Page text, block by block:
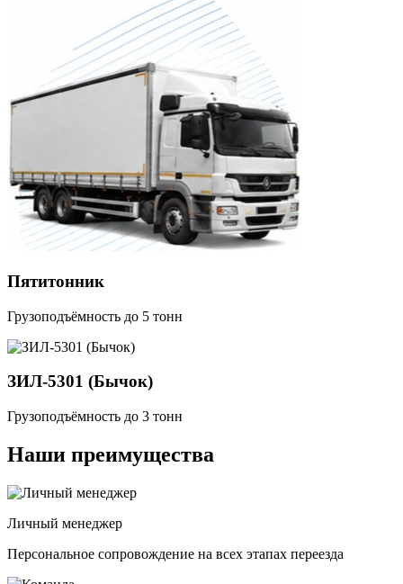
Пятитонник
Грузоподъёмность до 5 тонн
ЗИЛ-5301 (Бычок)
Грузоподъёмность до 3 тонн
Наши преимущества
Личный менеджер
Персональное сопровождение на всех этапах переезда